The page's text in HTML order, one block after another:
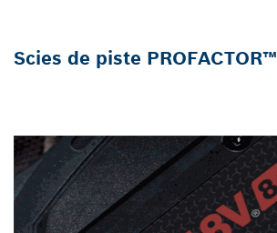
Scies de piste PROFACTOR™